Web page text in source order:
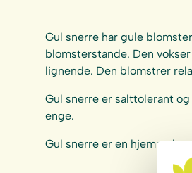
Gul snerre har gule
blomsterstande. Den
lignende. Den blomstrer
Gul snerre er salttolerant
enge.
Gul snerre er en